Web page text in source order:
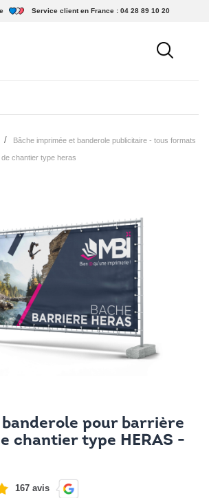
Service client en France : 04 28 89 10 20
bâche imprimée et banderole publicitaire - tous formats
de chantier type heras
pour barrière
chantier type HERAS -
167 avis